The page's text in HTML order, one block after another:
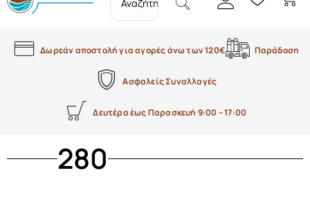
Δωρεάν αποστολή για αγορές άνω των 120€ Παράδοση
Ασφαλείς Συναλλαγές
Δευτέρα έως Παρασκευή 9:00 – 17:00
280